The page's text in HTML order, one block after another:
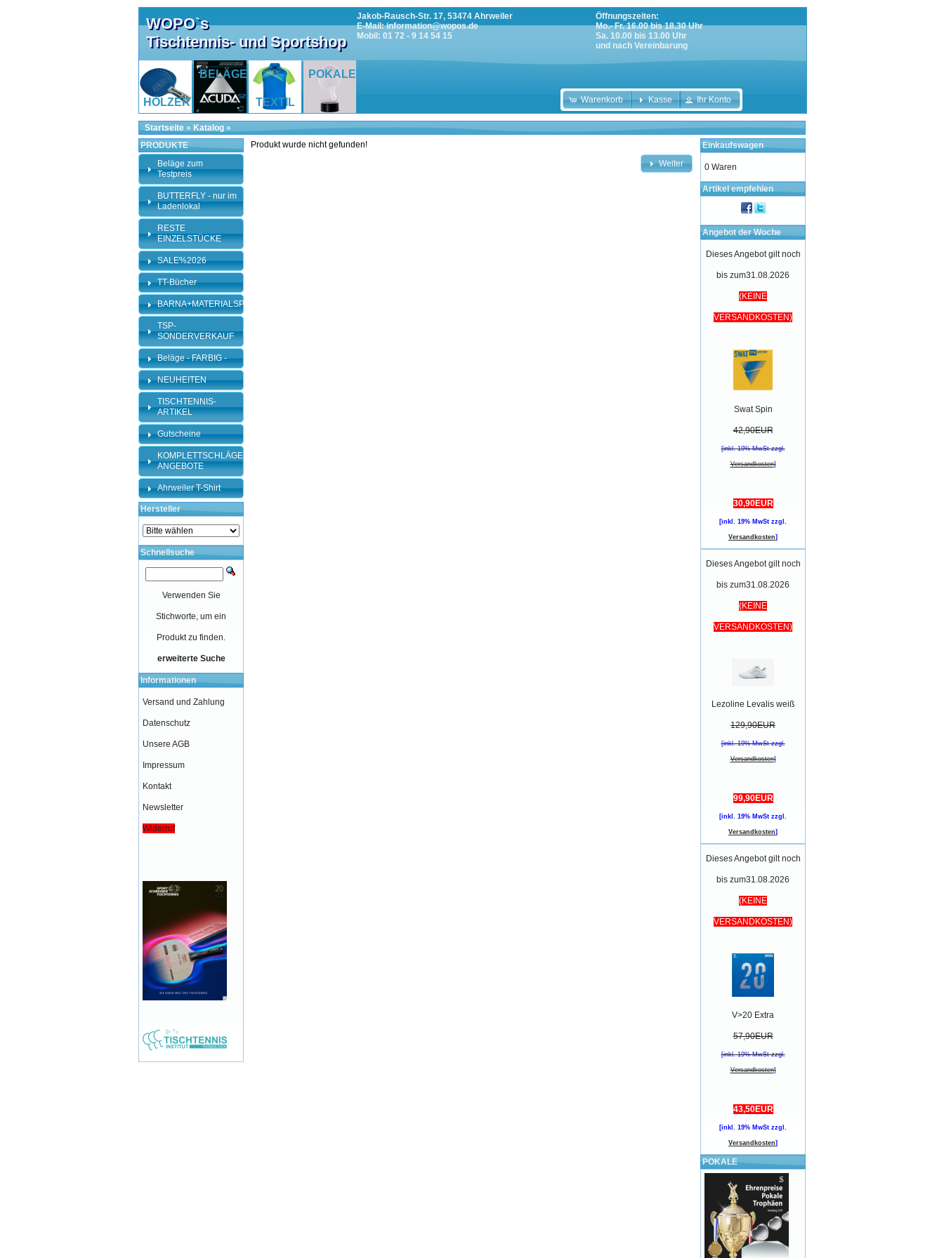
WOPO`s
Tischtennis- und Sportshop
Jakob-Rausch-Str. 17, 53474 Ahrweiler
E-Mail: information@wopos.de
Mobil: 01 72 - 9 14 54 15
Öffnungszeiten:
Mo.- Fr. 16.00 bis 18.30 Uhr
Sa. 10.00 bis 13.00 Uhr
und nach Vereinbarung
HÖLZER
BELÄGE
TEXTIL
POKALE
Warenkorb Kasse Ihr Konto
Startseite » Katalog »
Produkt wurde nicht gefunden!
Weiter
PRODUKTE
Beläge zum
Testpreis
BUTTERFLY - nur im
Ladenlokal
RESTE
EINZELSTÜCKE
SALE%2026
TT-Bücher
BARNA+MATERIALSPEZI
TSP-
SONDERVERKAUF
Beläge - FARBIG -
NEUHEITEN
TISCHTENNIS-
ARTIKEL
Gutscheine
KOMPLETTSCHLÄGER-
ANGEBOTE
Ahrweiler T-Shirt
Hersteller
Schnellsuche
Verwenden Sie
Stichworte, um ein
Produkt zu finden.
erweiterte Suche
Informationen
Versand und Zahlung
Datenschutz
Unsere AGB
Impressum
Kontakt
Newsletter
Widerruf
Einkaufswagen
0 Waren
Artikel empfehlen
Angebot der Woche
Dieses Angebot gilt noch
bis zum31.08.2026
(KEINE
VERSANDKOSTEN)
Swat Spin
42,90EUR
[inkl. 19% MwSt zzgl.
Versandkosten]
30,90EUR
[inkl. 19% MwSt zzgl.
Versandkosten]
Dieses Angebot gilt noch
bis zum31.08.2026
(KEINE
VERSANDKOSTEN)
Lezoline Levalis weiß
129,90EUR
[inkl. 19% MwSt zzgl.
Versandkosten]
99,90EUR
[inkl. 19% MwSt zzgl.
Versandkosten]
Dieses Angebot gilt noch
bis zum31.08.2026
(KEINE
VERSANDKOSTEN)
V>20 Extra
57,90EUR
[inkl. 19% MwSt zzgl.
Versandkosten]
43,50EUR
[inkl. 19% MwSt zzgl.
Versandkosten]
POKALE